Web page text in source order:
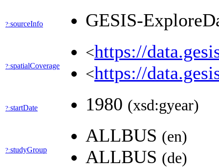
?:sourceInfo GESIS-
?:spatialCoverage
<https://
<https://
?:startDate 1980 (xsd:gyear)
?:studyGroup
ALLBUS (en)
ALLBUS (de)